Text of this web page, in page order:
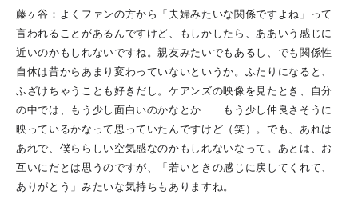
藤ヶ谷：よくファンの方から「夫婦みたいな関係ですよね」って
言われることがあるんですけど、もしかしたら、ああいう感じに
近いのかもしれないですね。親友みたいでもあるし、でも関係性
自体は昔からあまり変わっていないというか。ふたりになると、
ふざけちゃうことも好きだし。ケアンズの映像を見たとき、自分
の中では、もう少し面白いのかなとか……もう少し仲良さそうに
映っているかなって思っていたんですけど（笑）。でも、あれは
あれで、僕ららしい空気感なのかもしれないなって。あとは、お
互いにだとは思うのですが、「若いときの感じに戻してくれて、
ありがとう」みたいな気持ちもありますね。